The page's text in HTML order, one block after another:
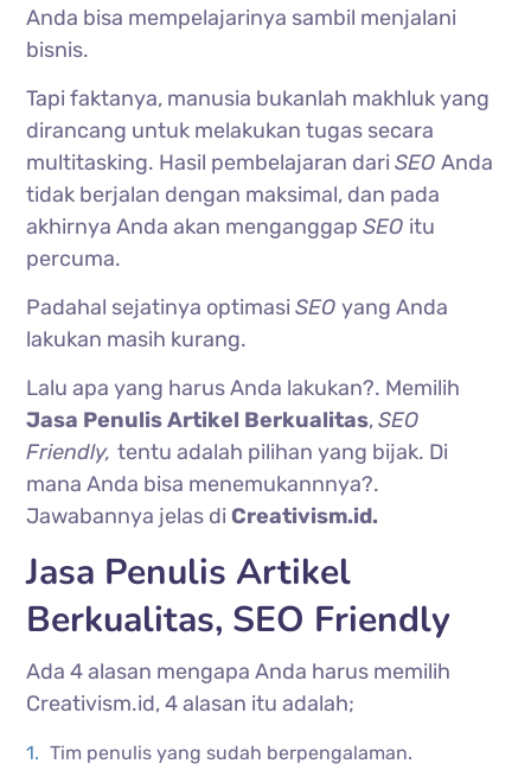
Anda bisa mempelajarinya sambil menjalani
bisnis.
Tapi faktanya, manusia bukanlah makhluk yang
dirancang untuk melakukan tugas secara
multitasking. Hasil pembelajaran dariSEOAnda
tidak berjalan dengan maksimal, dan pada
akhirnya Anda akan menganggapSEO itu
percuma.
Padahal sejatinya optimasiSEOyang Anda
lakukan masih kurang.
Lalu apa yang harus Anda lakukan?. Memilih
Jasa Penulis Artikel Berkualitas,SEO
Friendly,tentu adalah pilihan yang bijak. Di
mana Anda bisa menemukannnya?.
Jawabannya jelas diCreativism.id.
Jasa Penulis Artikel
Berkualitas, SEO Friendly
Ada 4 alasan mengapa Anda harus memilih
Creativism.id, 4 alasan itu adalah;
Tim penulis yang sudah berpengalaman.